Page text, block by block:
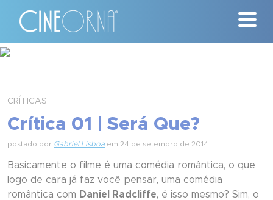
#ClássicosCineOrna
Nossa História
CRÍTICAS
Crítica 01 | Será Que?
postado por Gabriel Lisboa em 24 de setembro de 2014
Basicamente o filme é uma comédia romântica, o que
logo de cara já faz você pensar, uma comédia
romântica com Daniel Radcliffe, é isso mesmo? Sim, o